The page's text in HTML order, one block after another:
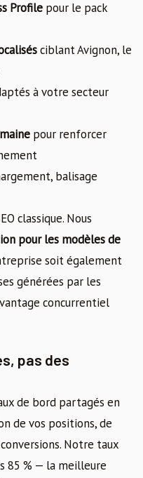
Profile pour le pack
ciblant Avignon, le
à votre secteur
pour renforcer
balisage
classique. Nous
pour les modèles de
soit également
générées par les
concurrentiel
pas des
de bord partagés en
de vos positions, de
Notre taux
85 % — la meilleure